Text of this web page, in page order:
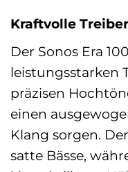
Kraftvolle
Der Sonos Era
leistungsstarken
präzisen
einen
Klang sorgen.
satte Bässe,